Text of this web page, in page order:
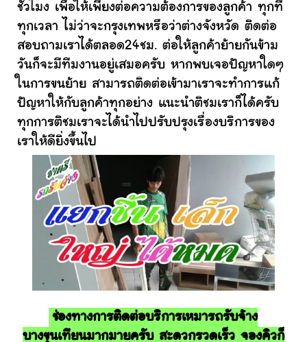
ชั่วโมง เพื่อให้เพียงต่อความต้องการของลูกค้า ทุกที่
ทุกเวลา ไม่ว่าจะกรุงเทพหรือว่าต่างจังหวัด ติดต่อ
สอบถามเราได้ตลอด24ชม. ต่อให้ลูกค้าย้ายกันข้าม
วันก็จะมีทีมงานอยู่เสมอครับ หากพบเจอปัญหาใดๆ
ในการขนย้าย สามารถติดต่อเข้ามาเราจะทำการแก้
ปัญหาให้กับลูกค้าทุกอย่าง แนะนำติชมเราก็ได้ครับ
ทุกการติชมเราจะได้นำไปปรับปรุงเรื่องบริการของ
เราให้ดียิ่งขึ้นไป
ช่องทางการติดต่อบริการเหมารถรับจ้าง
บางขุนเทียนมากมายครับ สะดวกรวดเร็ว จองคิวก็